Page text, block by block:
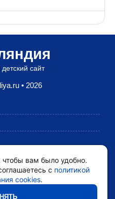
сайт
• 2026
вам было удобно.
с политикой
cookies.